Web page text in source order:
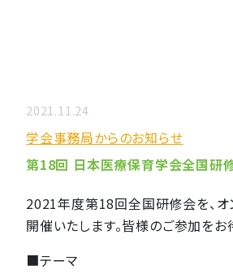
2021.11.24
学会事務局からのお知らせ
第18回 日本医療保育学会全国研
2021年度第18回全国研修会を、オ
開催いたします。皆様のご参加をお
■テーマ